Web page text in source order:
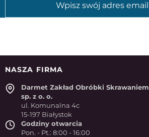
NASZA FIRMA
Darmet Zakład Obróbki Skrawaniem
sp. z o. o.
ul. Komunalna 4c
15-197 Białystok
Godziny otwarcia
Pon. - Pt.: 8:00 - 16:00